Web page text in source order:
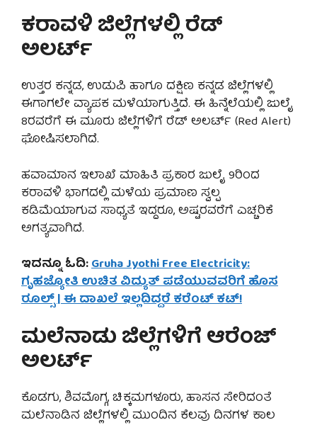
ಕರಾವಳಿ ಜಿಲ್ಲೆಗಳಲ್ಲಿ ರೆಡ್
ಅಲರ್ಟ್
ಉತ್ತರ ಕನ್ನಡ, ಉಡುಪಿ ಹಾಗೂ ದಕ್ಷಿಣ ಕನ್ನಡ ಜಿಲ್ಲೆಗಳಲ್ಲಿ
ಈಗಾಗಲೇ ವ್ಯಾಪಕ ಮಳೆಯಾಗುತ್ತಿದೆ. ಈ ಹಿನ್ನೆಲೆಯಲ್ಲಿ ಜುಲೈ
8ರವರೆಗೆ ಈ ಮೂರು ಜಿಲ್ಲೆಗಳಿಗೆ ರೆಡ್ ಅಲರ್ಟ್ (Red Alert)
ಘೋಷಿಸಲಾಗಿದೆ.
ಹವಾಮಾನ ಇಲಾಖೆ ಮಾಹಿತಿ ಪ್ರಕಾರ ಜುಲೈ 9ರಿಂದ
ಕರಾವಳಿ ಭಾಗದಲ್ಲಿ ಮಳೆಯ ಪ್ರಮಾಣ ಸ್ವಲ್ಪ
ಕಡಿಮೆಯಾಗುವ ಸಾಧ್ಯತೆ ಇದ್ದರೂ, ಅಷ್ಟರವರೆಗೆ ಎಚ್ಚರಿಕೆ
ಅಗತ್ಯವಾಗಿದೆ.
ಇದನ್ನೂ ಓದಿ:Gruha Jyothi Free Electricity:
ಗೃಹಜ್ಯೋತಿ ಉಚಿತ ವಿದ್ಯುತ್ ಪಡೆಯುವವರಿಗೆ ಹೊಸ
ರೂಲ್ಸ್ | ಈ ದಾಖಲೆ ಇಲ್ಲದಿದ್ದರೆ ಕರೆಂಟ್ ಕಟ್!
ಮಲೆನಾಡು ಜಿಲ್ಲೆಗಳಿಗೆ ಆರೆಂಜ್
ಅಲರ್ಟ್
ಕೊಡಗು, ಶಿವಮೊಗ್ಗ, ಚಿಕ್ಕಮಗಳೂರು, ಹಾಸನ ಸೇರಿದಂತೆ
ಮಲೆನಾಡಿನ ಜಿಲ್ಲೆಗಳಲ್ಲಿ ಮುಂದಿನ ಕೆಲವು ದಿನಗಳ ಕಾಲ